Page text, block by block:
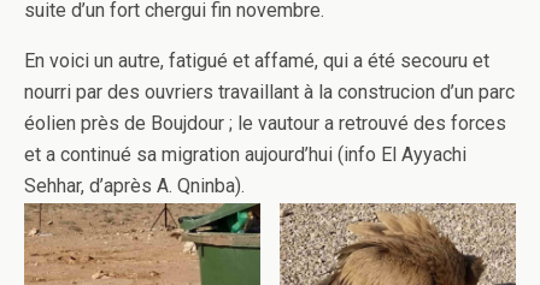
suite d’un fort chergui fin novembre.
En voici un autre, fatigué et affamé, qui a été secouru et
nourri par des ouvriers travaillant à la construcion d’un parc
éolien près de Boujdour ; le vautour a retrouvé des forces
et a continué sa migration aujourd’hui (info El Ayyachi
Sehhar, d’après A. Qninba).